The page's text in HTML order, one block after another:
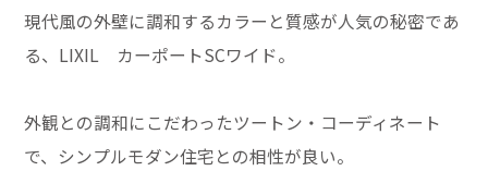
現代風の外壁に調和するカラーと質感が人気の秘密であ
る、LIXIL カーポートSCワイド。
外観との調和にこだわったツートン・コーディネート
で、シンプルモダン住宅との相性が良い。